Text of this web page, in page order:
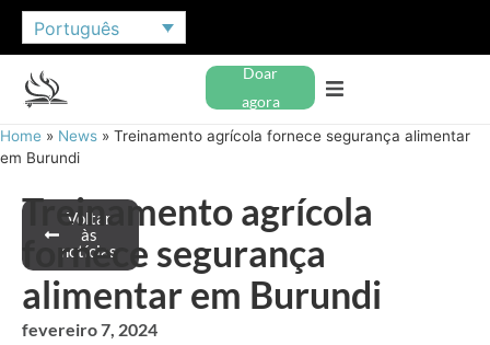
Português
Doar
agora
Home » News » Treinamento agrícola fornece segurança alimentar
em Burundi
Voltar
às
notícias
Treinamento agrícola
fornece segurança
alimentar em Burundi
fevereiro 7, 2024